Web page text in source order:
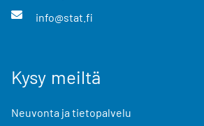
info@stat.fi
Kysy meiltä
Neuvonta ja tietopalvelu